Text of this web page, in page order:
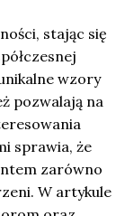
stając się
wzory
pozwalają na
sprawia, że
zarówno
W artykule